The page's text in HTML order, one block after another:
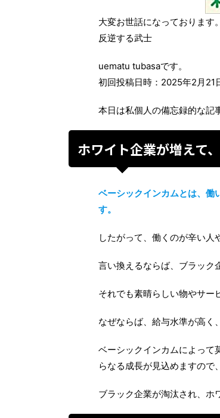
大変お世話になっております。
反逆する武士
uematu tubasaです。
初回投稿日時：2025年2月21
本日は私個人の備忘録的な記
ホワイト企業が増えて
ベーシックインカムとは、働
す。
したがって、働くのが辛い人
言い換えるならば、ブラック
それでも素晴らしい物やサー
なぜならば、給与水準が高く
ベーシックインカムによって
らなる成長が見込めますので
ブラック企業が淘汰され、ホ